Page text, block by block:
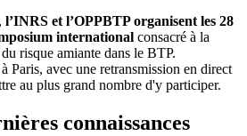
l’INRS et l’OPPBTP organisent les 28
international consacré à la
risque amiante dans le BTP.
Paris, avec une retransmission en direct
au plus grand nombre d'y participer.
connaissances